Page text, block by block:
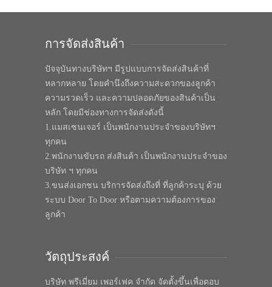
การจัดส่งสินค้า
ปัจจุบันทางบริษัทฯ มีรูปแบบการจัดส่งสินค้าที่
หลากหลาย โดยคำนึงถึงความสะดวกของลูกค้า
ความรวดเร็ว และความปลอดภัยของสินค้าเป็น
หลัก โดยมีช่องทางการจัดส่งดังนี้
1.แมสเซนเจอร์ เป็นพนักงานประจำของบริษัทฯ
ทุกคน
2.พนักงานขับรถ ส่งสินค้า เป็นพนักงานประจำของ
บริษัท ฯ ทุกคน
3.ขนส่งเอกชน บริการจัดส่งถึงที่ ที่ลูกค้าระบุ ด้วย
ระบบ Door To Door หรือตามความต้องการของ
ลูกค้า
วัตถุประสงค์
บริษัท พรีเมี่ยม เพอร์เฟค จำกัด จัดตั้งขึ้นเพื่อตอบ